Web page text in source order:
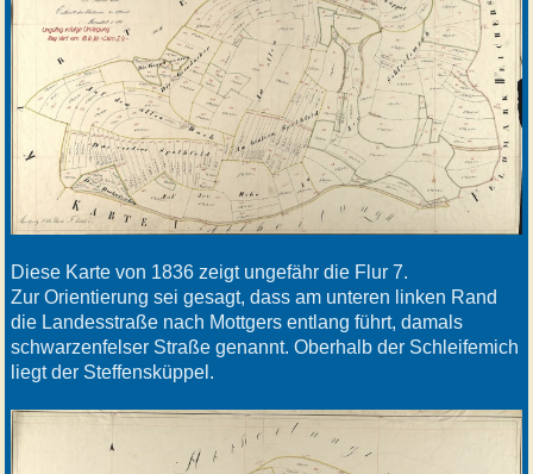
Diese Karte von 1836 zeigt ungefähr die Flur 7.
Zur Orientierung sei gesagt, dass am unteren linken Rand
die Landesstraße nach Mottgers entlang führt, damals
schwarzenfelser Straße genannt. Oberhalb der Schleifemich
liegt der Steffensküppel.